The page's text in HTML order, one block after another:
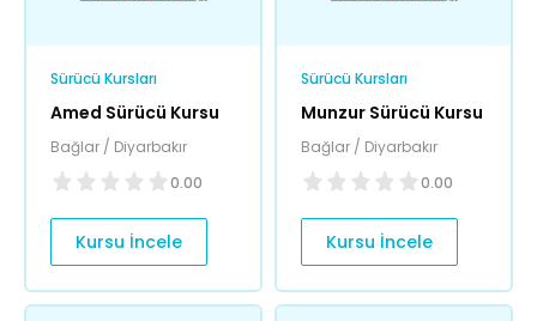
Sürücü Kursları
Amed Sürücü Kursu
Bağlar / Diyarbakır
0.00
Kursu İncele
Sürücü Kursları
Munzur Sürücü Kursu
Bağlar / Diyarbakır
0.00
Kursu İncele